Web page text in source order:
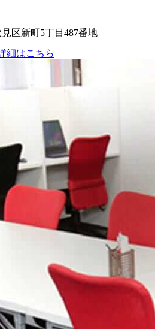
区新町5丁目487番地
細はこちら